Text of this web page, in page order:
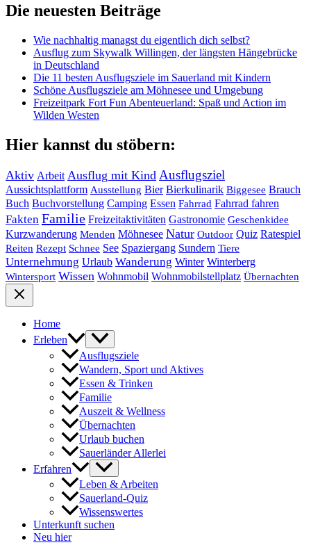
Die neuesten Beiträge
Wie nachhaltig managst du eigentlich dich selbst?
Ausflug zum Skywalk Willingen, der längsten Hängebrücke
in Deutschland
Die 11 besten Ausflugsziele im Sauerland mit Kindern
Schöne Ausflugsziele am Möhnesee und Umgebung
Freizeitpark Fort Fun Abenteuerland: Spaß und Action im
Wilden Westen
Hier kannst du stöbern:
Aktiv Arbeit Ausflug mit Kind Ausflugsziel
Aussichtsplattform Ausstellung Bier Bierkulinarik Biggesee Brauch
Buch Buchvorstellung Camping Essen Fahrrad Fahrrad fahren
Fakten Familie Freizeitaktivitäten Gastronomie Geschenkidee
Kurzwanderung Menden Möhnesee Natur Outdoor Quiz Ratespiel
Reiten Rezept Schnee See Spaziergang Sundern Tiere
Unternehmung Urlaub Wanderung Winter Winterberg
Wintersport Wissen Wohnmobil Wohnmobilstellplatz Übernachten
Home
Erleben
Ausflugsziele
Wandern, Sport und Aktives
Essen & Trinken
Familie
Auszeit & Wellness
Übernachten
Urlaub buchen
Sauerländer Allerlei
Erfahren
Leben & Arbeiten
Sauerland-Quiz
Wissenswertes
Unterkunft suchen
Neu hier